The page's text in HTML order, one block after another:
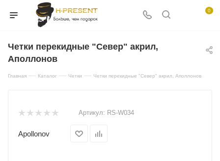
0
Четки перекидные "Север" акрил,
Аполлонов
Главная — Каталог — Четки — Четки перекидные "Север" акрил, Аполлонов
Артикул: RS-W034
Apollonov